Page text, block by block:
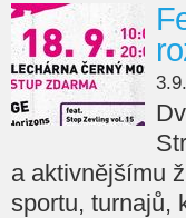
a aktivnějšímu
sportu, turnajů,